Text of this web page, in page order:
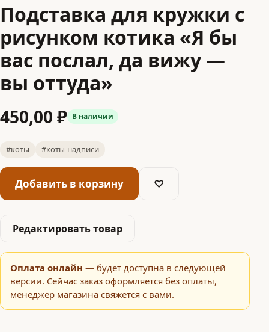
Подставка для кружки с
рисунком котика «Я бы
вас послал, да вижу —
вы оттуда»
450,00 ₽ В наличии
#коты #коты-надписи
Добавить в корзину ♡
Редактировать товар
Оплата онлайн — будет доступна в следующей
версии. Сейчас заказ оформляется без оплаты,
менеджер магазина свяжется с вами.